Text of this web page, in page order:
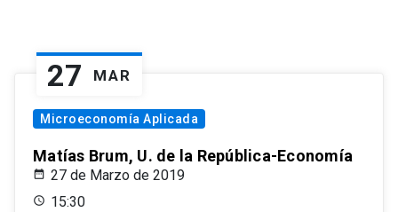
27 MAR
Microeconomía Aplicada
Matías Brum, U. de la República-Economía
27 de Marzo de 2019
15:30